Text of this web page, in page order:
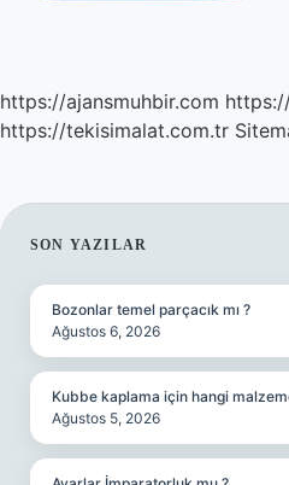
https://ajansmuhbir.com
https://tekisimalat.com.tr
SIDEBAR
SON YAZILAR
Bozonlar temel parçacık mı ?
Ağustos 6, 2026
Kubbe kaplama için hangi
Ağustos 5, 2026